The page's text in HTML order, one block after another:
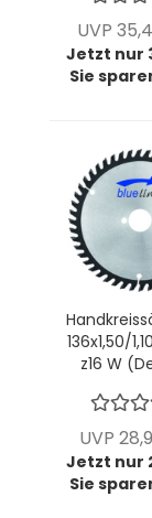
UVP
Jetzt nur
Sie
136x1,50/
z16 W
UVP
Jetzt nur
Sie